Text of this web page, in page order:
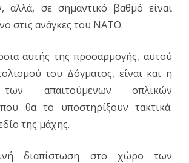
αλλά, σε σημαντικό βαθμό είναι
στις ανάγκες του NATO.
αυτής της προσαρμογής, αυτού
του Δόγματος, είναι και η
των απαιτούμενων οπλικών
θα το υποστηρίξουν τακτικά.
της μάχης.
διαπίστωση στο χώρο των